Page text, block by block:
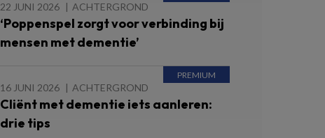
22 JUNI 2026 ACHTERGROND
‘Poppenspel zorgt voor verbinding bij
mensen met dementie’
16 JUNI 2026 ACHTERGROND
Cliënt met dementie iets aanleren:
drie tips